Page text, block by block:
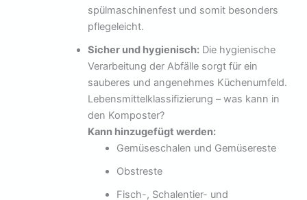
spülmaschinenfest und somit besonders
pflegeleicht.
Sicher und hygienisch: Die hygienische
Verarbeitung der Abfälle sorgt für ein
sauberes und angenehmes Küchenumfeld.
Lebensmittelklassifizierung – was kann in
den Komposter?
Kann hinzugefügt werden:
Gemüseschalen und Gemüsereste
Obstreste
Fisch-, Schalentier- und